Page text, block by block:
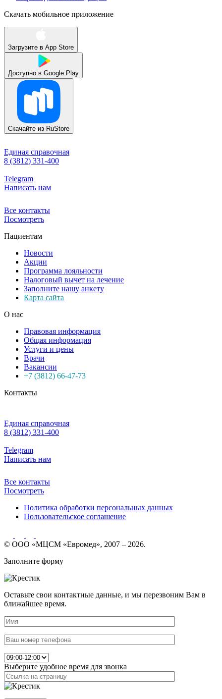
Скачать мобильное приложение
Загрузите в App Store
Доступно в Google Play
Скачайте из RuStore
Единая справочная
8 (3812) 331-400
Telegram
Написать нам
Все контакты
Посмотреть
Пациентам
Новости
Акции
Программа лояльности
Налоговый вычет на лечение
Заполните нашу анкету
Карта сайта
О нас
Правовая информация
Общая информация
Услуги и цены
Врачи
Вакансии
+7 (3812) 66-47-73
Контакты
Единая справочная
8 (3812) 331-400
Telegram
Написать нам
Все контакты
Посмотреть
Политика обработки персональных данных
Пользовательское соглашение
© ООО «МЦСМ «Евромед», 2007 – 2026.
Заполните форму
Оставьте свои контактные данные, и мы перезвоним Вам в
ближайшее время.
Выберите удобное время для звонка